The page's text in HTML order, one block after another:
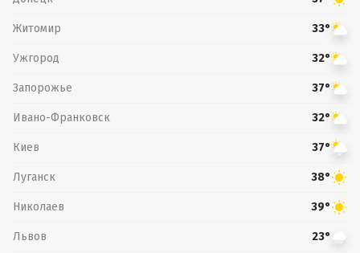
Житомир 33°
Ужгород 32°
Запорожье 37°
Ивано-Франковск 32°
Киев 37°
Луганск 38°
Николаев 39°
Львов 23°